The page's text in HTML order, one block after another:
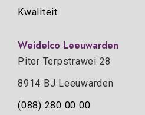
Kwaliteit
Weidelco Leeuwarden
Piter Terpstrawei 28
8914 BJ Leeuwarden
(088) 280 00 00